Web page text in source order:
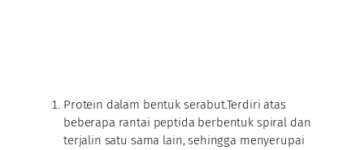
Protein dalam bentuk serabut.Terdiri atas
beberapa rantai peptida berbentuk spiral dan
terjalin satu sama lain, sehingga menyerupai